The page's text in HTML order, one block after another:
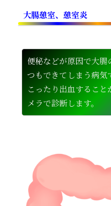
大腸憩室、憩室炎
便秘などが原因で大腸
つもできてしまう病気
こったり出血するこ
メラで診断します。